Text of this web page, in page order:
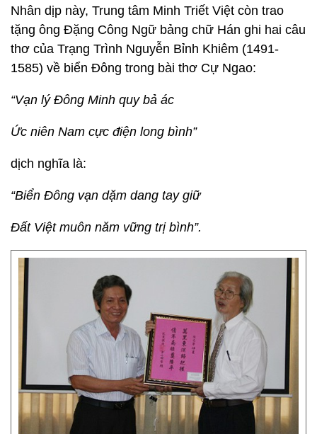
Nhân dịp này, Trung tâm Minh Triết Việt còn trao
tặng ông Đặng Công Ngữ bảng chữ Hán ghi hai câu
thơ của Trạng Trình Nguyễn Bỉnh Khiêm (1491-
1585) về biển Đông trong bài thơ Cự Ngao:
“Vạn lý Đông Minh quy bả ác
Ức niên Nam cực điện long bình”
dịch nghĩa là:
“Biển Đông vạn dặm dang tay giữ
Đất Việt muôn năm vững trị bình”.